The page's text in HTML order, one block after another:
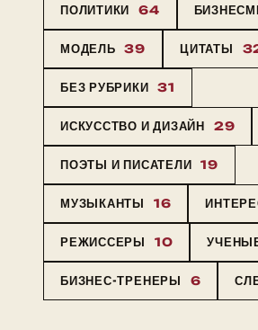
ПОЛИТИКИ 64
МОДЕЛЬ 39 ЦИТАТЫ
БЕЗ РУБРИКИ 31
ИСКУССТВО И ДИЗАЙН 29
ПОЭТЫ И ПИСАТЕЛИ 19
МУЗЫКАНТЫ 16
РЕЖИССЕРЫ 10
БИЗНЕС-ТРЕНЕРЫ 6